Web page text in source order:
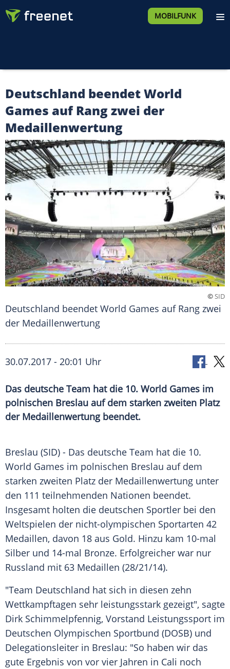
MOBILFUNK
Deutschland beendet World
Games auf Rang zwei der
Medaillenwertung
©SID
Deutschland beendet World Games auf Rang zwei
der Medaillenwertung
30.07.2017 - 20:01 Uhr
Das deutsche Team hat die 10. World Games im
polnischen Breslau auf dem starken zweiten Platz
der Medaillenwertung beendet.
Breslau (SID) - Das deutsche Team hat die 10.
World Games im polnischen Breslau auf dem
starken zweiten Platz der Medaillenwertung unter
den 111 teilnehmenden Nationen beendet.
Insgesamt holten die deutschen Sportler bei den
Weltspielen der nicht-olympischen Sportarten 42
Medaillen, davon 18 aus Gold. Hinzu kam 10-mal
Silber und 14-mal Bronze. Erfolgreicher war nur
Russland mit 63 Medaillen (28/21/14).
"Team Deutschland hat sich in diesen zehn
Wettkampftagen sehr leistungsstark gezeigt", sagte
Dirk Schimmelpfennig, Vorstand Leistungssport im
Deutschen Olympischen Sportbund (DOSB) und
Delegationsleiter in Breslau: "So haben wir das
gute Ergebnis von vor vier Jahren in Cali noch